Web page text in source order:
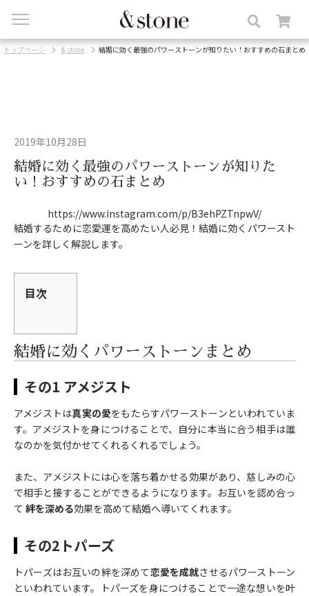
toggle
トップページ & stone 結婚に効く最強のパワーストーンが知りたい！おすすめの石まとめ
2019年10月28日
結婚に効く最強のパワーストーンが知りた
い！おすすめの石まとめ
https://www.instagram.com/p/B3ehPZTnpwV/
結婚するために恋愛運を高めたい人必見！結婚に効くパワースト
ーンを詳しく解説します。
目次
結婚に効くパワーストーンまとめ
その1 アメジスト
アメジストは真実の愛をもたらすパワーストーンといわれていま
す。アメジストを身につけることで、自分に本当に合う相手は誰
なのかを気付かせてくれるくれるでしょう。
また、アメジストには心を落ち着かせる効果があり、慈しみの心
で相手と接することができるようになります。お互いを認め合っ
て 絆を深める効果を高めて結婚へ導いてくれます。
その2トパーズ
トパーズはお互いの絆を深めて恋愛を成就させるパワーストーン
といわれています。トパーズを身につけることで一途な想いを叶